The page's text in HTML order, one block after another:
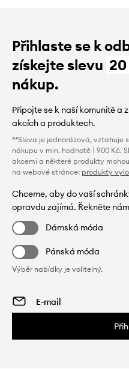
Přihlaste se k
získejte slevu
nákup.
Připojte se k naší komunitě a
akcích a produktech.
**Sleva je jednorázová, vztahuje
nákupu v min. hodnotě 1 900 Kč.
akcemi a některé produkty
na webové stránce: produkty
Chceme, aby do vaší
opravdu zajímá. Řekněte
Dámská móda
Pánská móda
Výběr nabídky je volitelný.